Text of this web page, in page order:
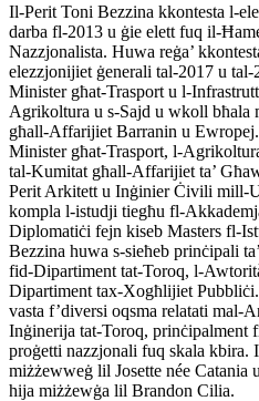
Il-Perit Toni Bezzina kkontesta l-
darba fl-2013 u ġie elett fuq il-
Nazzjonalista. Huwa reġa’
elezzjonijiet ġenerali tal-2017 u
Minister għat-Trasport u l-
Agrikoltura u s-Sajd u wkoll bħala
għall-Affarijiet Barranin u
Minister għat-Trasport, l-
tal-Kumitat għall-Affarijiet ta’
Perit Arkitett u Inġinier Ċivili mill-
kompla l-istudji tiegħu fl-
Diplomatiċi fejn kiseb Masters fl-
Bezzina huwa s-sieħeb prinċipali
fid-Dipartiment tat-Toroq, l-
Dipartiment tax-Xogħlijiet
vasta f’diversi oqsma relatati
Inġinerija tat-Toroq, prinċipalment
proġetti nazzjonali fuq skala kbira.
miżżewweġ lil Josette née Catania
hija miżżewġa lil Brandon Cilia.